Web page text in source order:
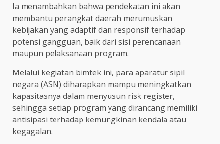
Ia menambahkan bahwa pendekatan ini akan
membantu perangkat daerah merumuskan
kebijakan yang adaptif dan responsif terhadap
potensi gangguan, baik dari sisi perencanaan
maupun pelaksanaan program.
Melalui kegiatan bimtek ini, para aparatur sipil
negara (ASN) diharapkan mampu meningkatkan
kapasitasnya dalam menyusun risk register,
sehingga setiap program yang dirancang memiliki
antisipasi terhadap kemungkinan kendala atau
kegagalan.